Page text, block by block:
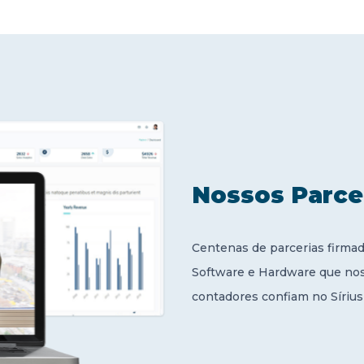
Nossos
Centenas de parcerias
Software e Hardware que
contadores confiam no Sírius